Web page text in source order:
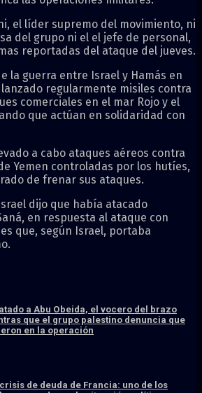
el líder supremo del movimiento, ni
del grupo ni el el jefe de personal,
reportadas del ataque del jueves.
la guerra entre Israel y Hamás en
regularmente misiles contra
comerciales en el mar Rojo y el
que actúan en solidaridad con
a cabo ataques aéreos contra
Yemen controladas por los hutíes,
de frenar sus ataques.
dijo que había atacado
en respuesta al ataque con
que, según Israel, portaba
a Abu Obeida, el vocero del brazo
que el grupo palestino denuncia que
en la operación
de deuda de Francia: uno de los